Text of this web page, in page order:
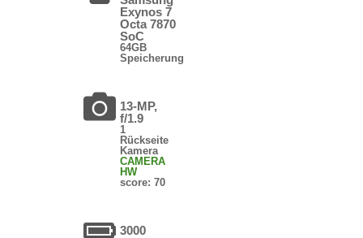
Exynos 7
Octa 7870
SoC
64GB
Speicherung
13-MP,
f/1.9
1
Rückseite
Kamera
CAMERA
HW
score: 70
3000